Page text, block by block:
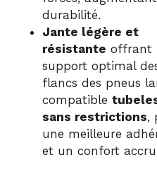
durabilité.
Jante légère et
résistante offrant
support optimal
flancs des pneus
compatible
sans restrictions,
une meilleure
et un confort